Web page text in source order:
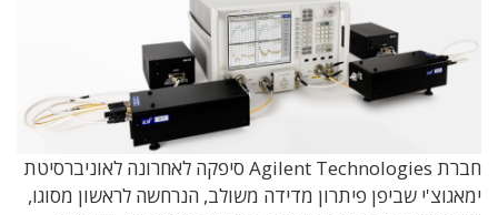
חברת Agilent Technologies סיפקה לאחרונה לאוניברסיטת
ימאגוצ'י שביפן פיתרון מדידה משולב, הנרחשה לראשון מסוגו,